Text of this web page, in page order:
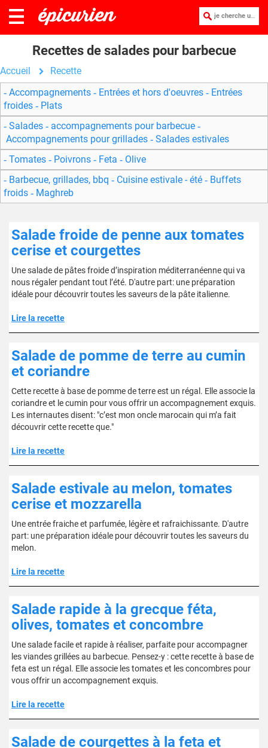
je cherche une recette :
Recettes de salades pour barbecue
Accueil
Recette
Accompagnements
Entrées et hors d'oeuvres
Entrées
froides
Plats
Salades
accompagnements pour barbecue
Accompagnements pour grillades
Salades estivales
Tomates
Poivrons Feta
Olive
Barbecue, grillades, bbq
Cuisine estivale - été
Buffets
froids
Maghreb
Salade froide de penne aux tomates
cerise et courgettes
Une salade de pâtes froide d’inspiration méditerranéenne qui va
nous régaler pendant tout l’été. D'autre part: une préparation
idéale pour découvrir toutes les saveurs de la pâte italienne.
Lire la recette
Salade de pomme de terre au cumin
et coriandre
Cette recette à base de pomme de terre est un régal. Elle associe la
coriandre et le cumin pour vous offrir un accompagnement exquis.
Les internautes disent: "c’est mon oncle marocain qui m’a fait
découvrir cette recette que."
Lire la recette
Salade estivale au melon, tomates
cerise et mozzarella
Une entrée fraiche et parfumée, légère et rafraichissante. D'autre
part: une préparation idéale pour découvrir toutes les saveurs du
melon.
Lire la recette
Salade rapide à la grecque féta,
olives, tomates et concombre
Une salade facile et rapide à réaliser, parfaite pour accompagner
les viandes grillées au barbecue. Pensez-y : cette recette à base de
feta est un régal. Elle associe les tomates et les concombres pour
vous offrir un accompagnement exquis.
Lire la recette
Salade de courgettes à la feta et